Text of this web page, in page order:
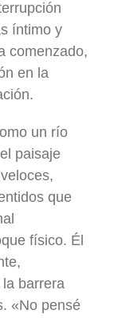
íntimo y
comenzado,
en la
un río
paisaje
que
físico. Él
barrera
«No pensé